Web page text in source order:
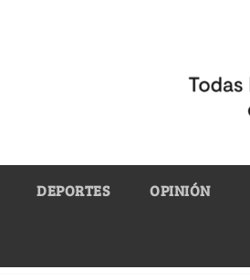
DEPORTES OPINIÓN